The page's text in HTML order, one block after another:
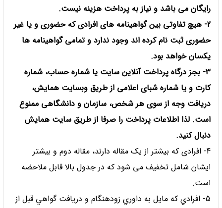
رایگان می باشد و نیاز به پرداخت هزینه نیست.
2- هیچ تفاوتی بین گواهینامه های افرادی که حضوری و یا غیر
حضوری ثبت نام کرده اند وجود ندارد و تمامی گواهینامه ها
یکسان خواهد بود.
3- بجز درگاه پرداخت آنلاین سایت یا شماره حساب، شماره
کارت و یا شماره شبای اعلامی از طریق وبسایت همایش،
دریافت وجه از سوی هر شخص، سازمان و دانشگاهی ممنوع
است. لذا اطلاعات پرداخت را صرفا از طریق سایت همایش
دنبال کنید.
4- افرادی که بیشتر از یک مقاله دارند، مقاله دوم و بیشتر
ایشان شامل تخفیف می شود که در جدول بالا قابل ملاحضه
است.
5- افرادي كه مايل به داوري زودهنگام و دريافت گواهي قبل از